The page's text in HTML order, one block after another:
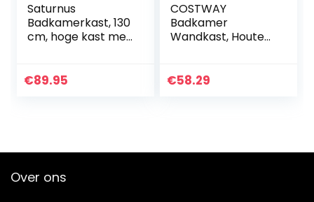
Saturnus
Badkamerkast, 130
cm, hoge kast met
€89.95
COSTWAY
Badkamer
Wandkast, Houten
Multifunctioneel
€58.29
Over ons